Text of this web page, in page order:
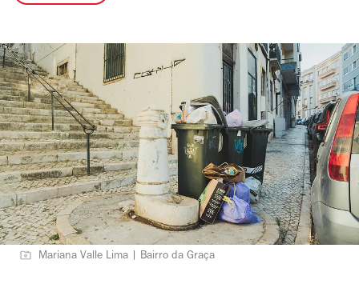
Mariana Valle Lima | Bairro da Graça